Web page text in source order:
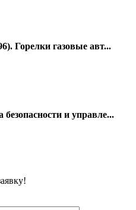
Горелки газовые авт...
и управле...